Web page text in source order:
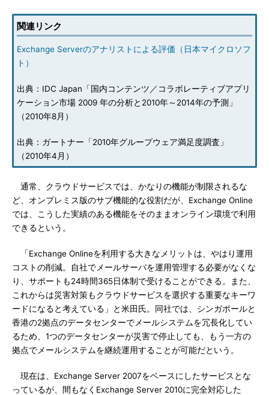
関連リンク
Exchange Serverのアナリストによる評価（日本マイクロソフ
ト）
出典：IDC Japan「国内コンテンツ／コラボレーティブアプリ
ケーション市場 2009 年の分析と2010年～2014年の予測」
（2010年8月）
出典：ガートナー「2010年グループウェア満足度調査」
（2010年4月）
通常、クラウドサービスでは、かなりの機能が制限されるな
ど、オンプレミス版のサブ機能的な役割だが、Exchange Online
では、こうした実績のある機能をそのままオンライン環境で利用
できるという。
「Exchange Onlineを利用する大きなメリットは、やはり運用
コストの削減。自社でメールサーバを運用管理する必要がなくな
り、サポートも24時間365日体制で受けることができる。また、
これからは災害対策もクラウドサービスを選択する重要なキーワ
ードになると考えている」と米田氏。同社では、シンガポールと
香港の2拠点のデータセンターでメールシステムを冗長化してい
るため、1つのデータセンターが災害で停止しても、もう一方の
拠点でメールシステムを継続運用することが可能だという。
現在は、Exchange Server 2007をベースにしたサービスとな
っているが、間もなくExchange Server 2010に完全対応した